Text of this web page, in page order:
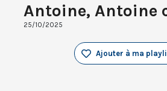
Antoine, Antoine
25/10/2025
Ajouter à ma